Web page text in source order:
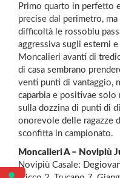
Primo quarto in perfetto
precise dal perimetro,
difficoltà le rossoblu
aggressiva sugli esterni
Moncalieri avanti di
di casa sembrano
venti punti di vantaggio,
caparbia e positivae
sulla dozzina di punti di
onorevole delle ragazze
sconfitta in campionato.
Moncalieri A – Novipiù
Novipiù Casale: